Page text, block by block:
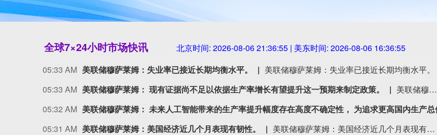
全球7×24小时市场快讯 北京时间: 2026-08-06 21:36:56 | 美东时间: 2026-08-06 16:36:56
05:33 AM 美联储穆萨莱姆：失业率已接近长期均衡水平。
美联储穆萨莱姆：失业率已接近长期均衡水平。
05:33 AM 美联储穆萨莱姆： 现有证据尚不足以依据生产率增长有望提升这一预期来制定政策。
美联储穆萨莱姆： 现有证据尚不足以依据生产率增长有望提升这一预期来制定政策。
05:32 AM
05:31 AM 美联储穆萨莱姆：美国经济近几个月表现有韧性。
美联储穆萨莱姆：美国经济近几个月表现有韧性。